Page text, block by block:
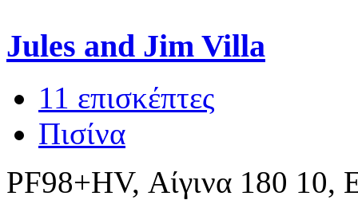
Jules and Jim Villa
11 επισκέπτες
Πισίνα
PF98+HV, Αίγινα 180 10,